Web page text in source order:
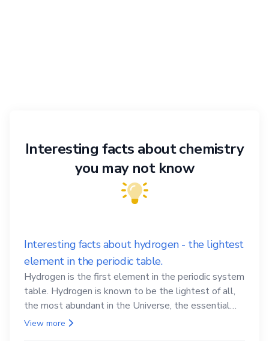
Interesting facts about chemistry
you may not know
Interesting facts about hydrogen - the lightest
element in the periodic table.
Hydrogen is the first element in the periodic system
table. Hydrogen is known to be the lightest of all,
the most abundant in the Universe, the essential
element for life
View more